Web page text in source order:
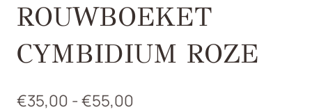
ROUWBOEKET
CYMBIDIUM ROZE
€35,00 -€55,00